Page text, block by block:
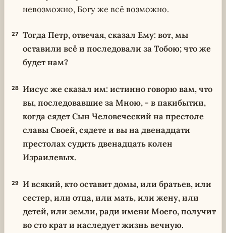
невозможно, Богу же всё возможно.
27 Тогда Петр, отвечая, сказал Ему: вот, мы
оставили всё и последовали за Тобою; что же
будет нам?
28 Иисус же сказал им: истинно говорю вам, что
вы, последовавшие за Мною, - в пакибытии,
когда сядет Сын Человеческий на престоле
славы Своей, сядете и вы на двенадцати
престолах судить двенадцать колен
Израилевых.
29 И всякий, кто оставит домы, или братьев, или
сестер, или отца, или мать, или жену, или
детей, или земли, ради имени Моего, получит
во сто крат и наследует жизнь вечную.